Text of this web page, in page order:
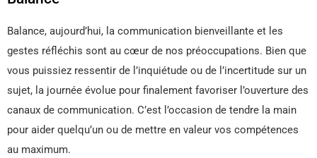
Balance, aujourd’hui, la communication bienveillante et les
gestes réfléchis sont au cœur de nos préoccupations. Bien que
vous puissiez ressentir de l’inquiétude ou de l’incertitude sur un
sujet, la journée évolue pour finalement favoriser l’ouverture des
canaux de communication. C’est l’occasion de tendre la main
pour aider quelqu’un ou de mettre en valeur vos compétences
au maximum.